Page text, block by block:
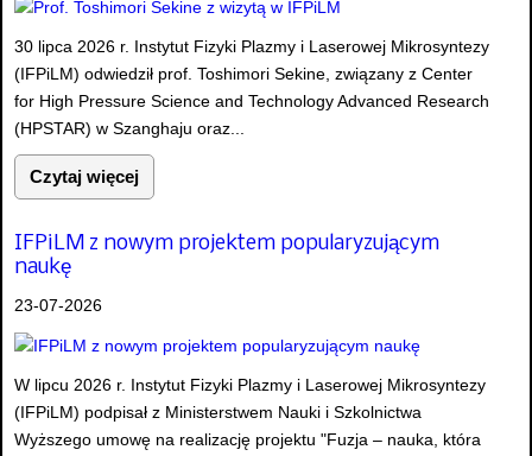
30 lipca 2026 r. Instytut Fizyki Plazmy i Laserowej Mikrosyntezy
(IFPiLM) odwiedził prof. Toshimori Sekine, związany z Center
for High Pressure Science and Technology Advanced Research
(HPSTAR) w Szanghaju oraz...
Czytaj więcej
IFPiLM z nowym projektem popularyzującym
naukę
23-07-2026
W lipcu 2026 r. Instytut Fizyki Plazmy i Laserowej Mikrosyntezy
(IFPiLM) podpisał z Ministerstwem Nauki i Szkolnictwa
Wyższego umowę na realizację projektu "Fuzja – nauka, która